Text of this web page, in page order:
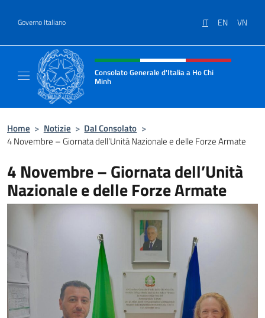
Governo Italiano IT EN VN
Intestazione sito, social e menù
Consolato Generale d'Italia a Ho Chi
Minh
Home > Notizie > Dal Consolato >
4 Novembre – Giornata dell’Unità Nazionale e delle Forze Armate
4 Novembre – Giornata dell’Unità
Nazionale e delle Forze Armate